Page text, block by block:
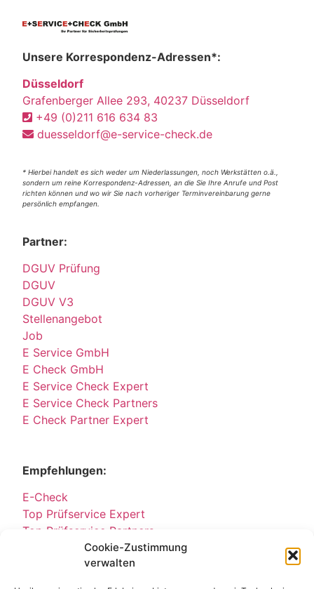
Cookie-Zustimmung
verwalten
Unsere Korrespondenz-Adressen*:
Düsseldorf
Grafenberger Allee 293, 40237 Düsseldorf
+49 (0)211 616 634 83
duesseldorf@e-service-check.de
* Hierbei handelt es sich weder um Niederlassungen, noch Werkstätten o.ä.,
sondern um reine Korrespondenz-Adressen, an die Sie Ihre Anrufe und Post
richten können und wo wir Sie nach vorheriger Terminvereinbarung gerne
persönlich empfangen.
Partner:
DGUV Prüfung
DGUV
DGUV V3
Stellenangebot
Job
E Service GmbH
E Check GmbH
E Service Check Expert
E Service Check Partners
E Check Partner Expert
Empfehlungen:
E-Check
Top Prüfservice Expert
Top Prüfservice Partners
Top Prüfservice GmbH
Sicherheitsprüfungen Partners